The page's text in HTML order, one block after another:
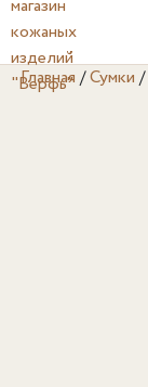
Главная /Сумки /